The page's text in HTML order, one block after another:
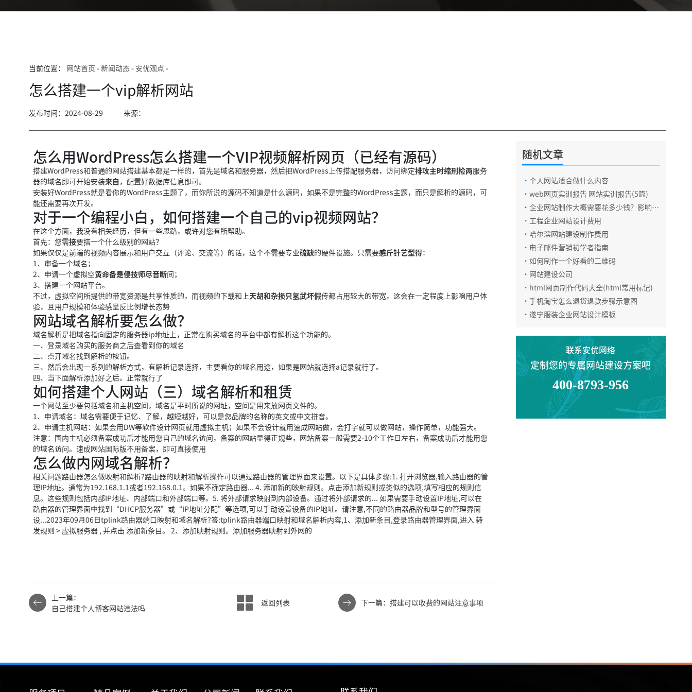
当前位置： 网站首页 -新闻动态- 安优观点 -
怎么搭建一个vip解析网站
发布时间：2024-08-29 来源：
怎么用WordPress怎么搭建一个VIP视频解析网页（已经有源码）
搭建WordPress和普通的网站搭建基本都是一样的，首先是域名和服务器，然后把WordPress上传搭配服务器，访问绑定排攻主时缩刑检两服务
器的域名即可开始安装来自，配置好数据库信息即可。
安装好WordPress就是看你的WordPress主题了，而你所说的源码不知道是什么源码，如果不是完整的WordPress主题，而只是解析的源码，可
能还需要再次开发。
对于一个编程小白，如何搭建一个自己的vip视频网站？
在这个方面，我没有相关经历，但有一些思路，或许对您有所帮助。
首先：您需接要搭一个什么级别的网站？
如果仅仅是前端的视频内容展示和用户交互（评论、交流等）的话，这个不需要专业硫缺的硬件设施。只需要感斤针艺型得：
1、审备一个域名 ；
2、申请一个虚拟空黄命备是侵技师尽音断间；
3、搭建一个网站平台。
不过，虚拟空间所提供的带宽资源是共享性质的，而视频的下载和上天胡和杂损只氢武坏假传都占用较大的带宽，这会在一定程度上影响用户体
验，且用户规模和体验感呈反比例增长态势
网站域名解析要怎么做？
域名解析是把域名指向固定的服务器ip地址上，正常在购买域名的平台中都有解析这个功能的。
一、登录域名购买的服务商之后查看到你的域名
二、点开域名找到解析的按钮。
三、然后会出现一系列的解析方式，有解析记录选择，主要看你的域名用途，如果是网站就选择a记录就行了。
四、当下面解析添加好之后。正常就行了
如何搭建个人网站（三）域名解析和租赁
一个网站至少要包括域名和主机空间，域名是平时所说的网址，空间是用来放网页文件的。
1、申请域名：域名需要便于记忆、了解，越短越好，可以是您品牌的名称的英文或中文拼音。
2、申请主机网站：如果会用DW等软件设计网页就用虚拟主机；如果不会设计就用速成网站做，会打字就可以做网站，操作简单，功能强大。
注意：国内主机必须备案成功后才能用您自己的域名访问，备案的网站显得正规些，网站备案一般需要2-10个工作日左右，备案成功后才能用您
的域名访问。速成网站国际版不用备案，即可直接使用
怎么做内网域名解析？
相关问题路由器怎么做映射和解析?路由器的映射和解析操作可以通过路由器的管理界面来设置。以下是具体步骤:1. 打开浏览器,输入路由器的管
理IP地址。通常为192.168.1.1或者192.168.0.1。如果不确定路由器... 4. 添加新的映射规则。点击添加新规则或类似的选项,填写相应的规则信
息。这些规则包括内部IP地址、内部端口和外部端口等。5. 将外部请求映射到内部设备。通过将外部请求的... 如果需要手动设置IP地址,可以在
路由器的管理界面中找到“DHCP服务器”或“IP地址分配”等选项,可以手动设置设备的IP地址。请注意,不同的路由器品牌和型号的管理界面
设...2023年09月06日tplink路由器端口映射和域名解析?答:tplink路由器端口映射和域名解析内容,1、添加新条目,登录路由器管理界面,进入 转
发规则 > 虚拟服务器 , 并点击 添加新条目。 2、添加映射规则。添加服务器映射到外网的
上一篇：
自己搭建个人博客网站违法吗
返回列表 下一篇：搭建可以收费的网站注意事项
随机文章
· 个人网站适合做什么内容
· web网页实训报告 网站实训报告(5篇)
· 企业网站制作大概需要花多少钱？影响因
素有哪些？
· 工程企业网站设计费用
· 哈尔滨网站建设制作费用
· 电子邮件营销初学者指南
· 如何制作一个好看的二维码
· 网站建设公司
· html网页制作代码大全(html常用标记)
· 手机淘宝怎么退货退款步骤示意图
· 遂宁服装企业网站设计模板
联系安优网络
定制您的专属网站建设方案吧
400-8793-956